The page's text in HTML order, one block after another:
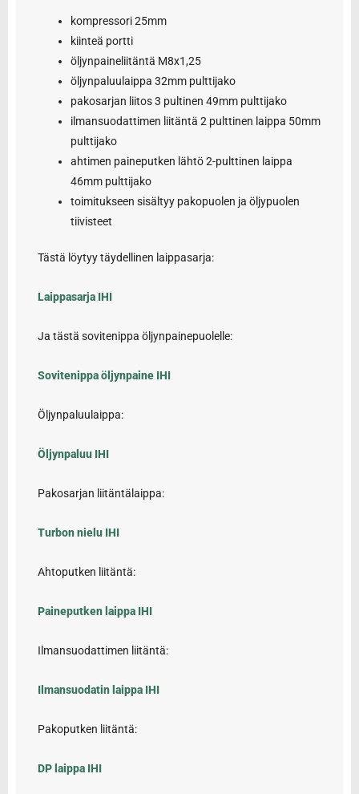
kompressori 25mm
kiinteä portti
öljynpaineliitäntä M8x1,25
öljynpaluulaippa 32mm pulttijako
pakosarjan liitos 3 pultinen 49mm pulttijako
ilmansuodattimen liitäntä 2 pulttinen laippa 50mm
pulttijako
ahtimen paineputken lähtö 2-pulttinen laippa
46mm pulttijako
toimitukseen sisältyy pakopuolen ja öljypuolen
tiivisteet
Tästä löytyy täydellinen laippasarja:
Laippasarja IHI
Ja tästä sovitenippa öljynpainepuolelle:
Sovitenippa öljynpaine IHI
Öljynpaluulaippa:
Öljynpaluu IHI
Pakosarjan liitäntälaippa:
Turbon nielu IHI
Ahtoputken liitäntä:
Paineputken laippa IHI
Ilmansuodattimen liitäntä:
Ilmansuodatin laippa IHI
Pakoputken liitäntä:
DP laippa IHI